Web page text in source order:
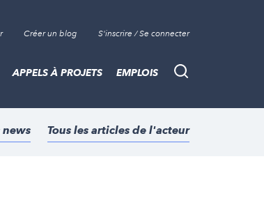
Créer un blog S'inscrire / Se connecter
Recherche
APPELS À PROJETS EMPLOIS
news Tous les articles de l'acteur